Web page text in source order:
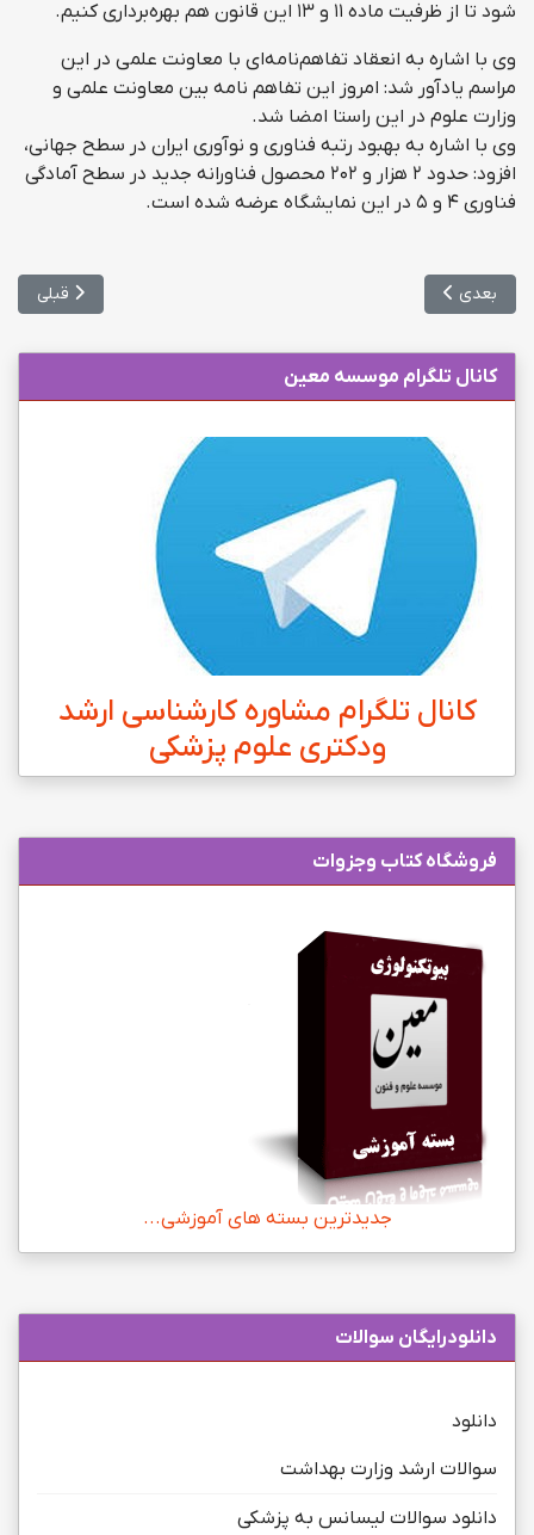
شود تا از ظرفیت ماده ۱۱ و ۱۳ این قانون هم بهره‌برداری کنیم.
وی با اشاره به انعقاد تفاهم‌نامه‌ای با معاونت علمی در این
مراسم یادآور شد: امروز این تفاهم نامه بین معاونت علمی و
وزارت علوم در این راستا امضا شد.
وی با اشاره به بهبود رتبه فناوری و نوآوری ایران در سطح جهانی،
افزود: حدود ۲ هزار و ۲۰۲ محصول فناورانه جدید در سطح آمادگی
فناوری ۴ و ۵ در این نمایشگاه عرضه شده است.
مطلب
قبلی مطلب بعدی: معرفي دکترای تخصصی (Ph.D) پزشکی مولکولی
بعدی
کانال تلگرام موسسه معین
کانال تلگرام مشاوره کارشناسی ارشد
ودکتری علوم پزشکی
فروشگاه کتاب وجزوات
جدیدترین بسته های آموزشی...
دانلودرایگان سوالات
دانلود
سوالات ارشد وزارت بهداشت
دانلود سوالات لیسانس به پزشکی